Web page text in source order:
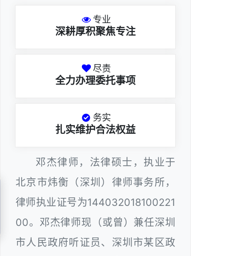
专业
深耕厚积聚焦专注
尽责
全力办理委托事项
务实
扎实维护合法权益
邓杰律师，法律硕士，执业于
北京市炜衡（深圳）律师事务所，
律师执业证号为144032018100221
00。邓杰律师现（或曾）兼任深圳
市人民政府听证员、深圳市某区政